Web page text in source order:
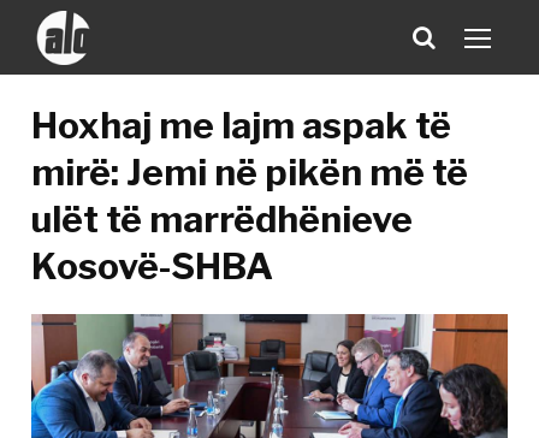
Hoxhaj me lajm aspak të
mirë: Jemi në pikën më të
ulët të marrëdhënieve
Kosovë-SHBA